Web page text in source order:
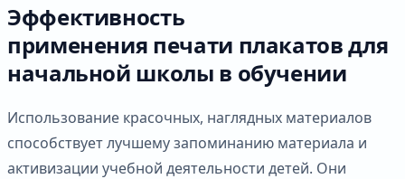
Эффективность
применения печати плакатов для
начальной школы в обучении
Использование красочных, наглядных материалов
способствует лучшему запоминанию материала и
активизации учебной деятельности детей. Они